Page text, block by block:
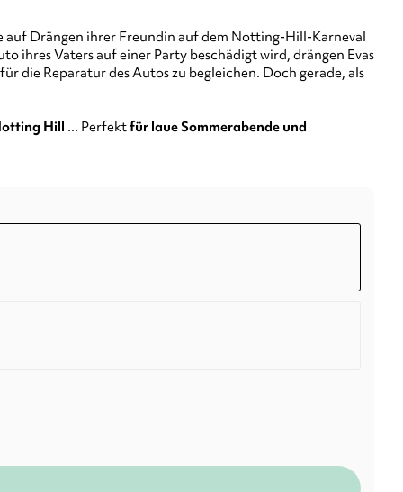
auf Drängen ihrer Freundin auf dem Notting-Hill-Karneval
ihres Vaters auf einer Party beschädigt wird, drängen Evas
die Reparatur des Autos zu begleichen. Doch gerade, als
Hill ... Perfektfür laue Sommerabende und